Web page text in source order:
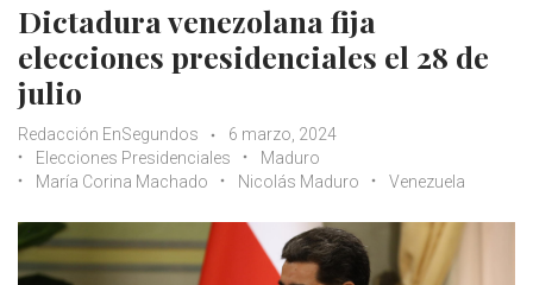
Dictadura venezolana fija
elecciones presidenciales el 28 de
julio
Redacción EnSegundos
6 marzo, 2024
Elecciones Presidenciales
Maduro
María Corina Machado
Nicolás Maduro Venezuela